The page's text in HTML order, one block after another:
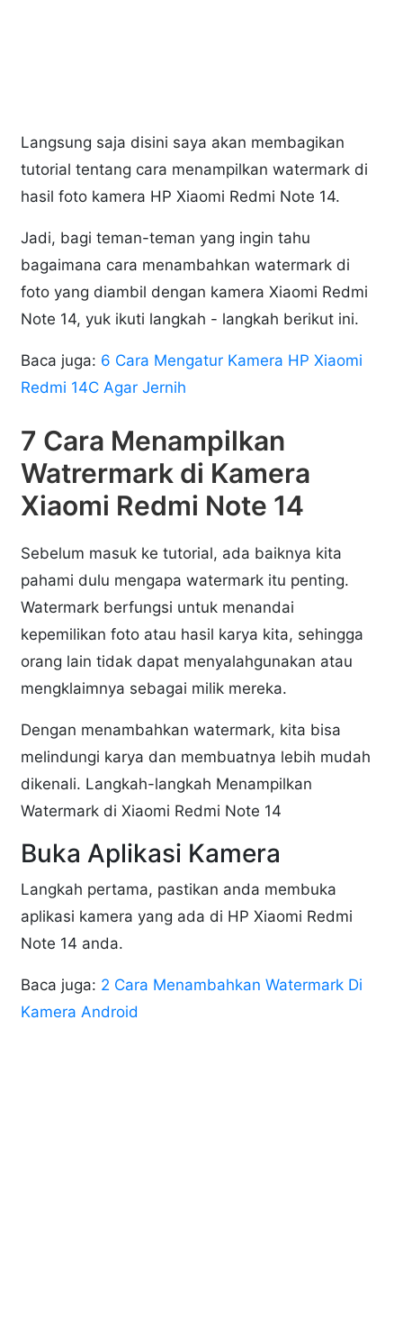
Langsung saja disini saya akan membagikan
tutorial tentang cara menampilkan watermark di
hasil foto kamera HP Xiaomi Redmi Note 14.
Jadi, bagi teman-teman yang ingin tahu
bagaimana cara menambahkan watermark di
foto yang diambil dengan kamera Xiaomi Redmi
Note 14, yuk ikuti langkah - langkah berikut ini.
Baca juga: 6 Cara Mengatur Kamera HP Xiaomi
Redmi 14C Agar Jernih
7 Cara Menampilkan
Watrermark di Kamera
Xiaomi Redmi Note 14
Sebelum masuk ke tutorial, ada baiknya kita
pahami dulu mengapa watermark itu penting.
Watermark berfungsi untuk menandai
kepemilikan foto atau hasil karya kita, sehingga
orang lain tidak dapat menyalahgunakan atau
mengklaimnya sebagai milik mereka.
Dengan menambahkan watermark, kita bisa
melindungi karya dan membuatnya lebih mudah
dikenali. Langkah-langkah Menampilkan
Watermark di Xiaomi Redmi Note 14
Buka Aplikasi Kamera
Langkah pertama, pastikan anda membuka
aplikasi kamera yang ada di HP Xiaomi Redmi
Note 14 anda.
Baca juga: 2 Cara Menambahkan Watermark Di
Kamera Android